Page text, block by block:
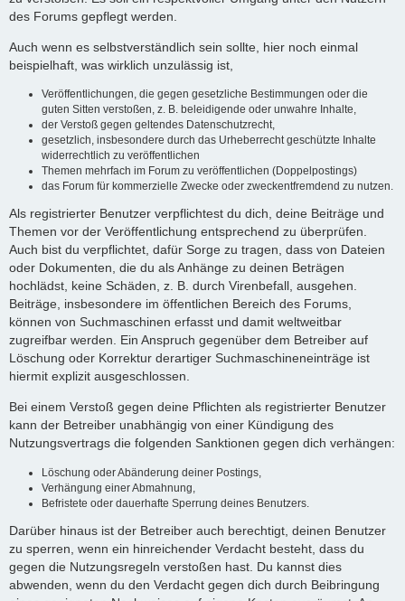
des Forums gepflegt werden.
Auch wenn es selbstverständlich sein sollte, hier noch einmal
beispielhaft, was wirklich unzulässig ist,
Veröffentlichungen, die gegen gesetzliche Bestimmungen oder die
guten Sitten verstoßen, z. B. beleidigende oder unwahre Inhalte,
der Verstoß gegen geltendes Datenschutzrecht,
gesetzlich, insbesondere durch das Urheberrecht geschützte Inhalte
widerrechtlich zu veröffentlichen
Themen mehrfach im Forum zu veröffentlichen (Doppelpostings)
das Forum für kommerzielle Zwecke oder zweckentfremdend zu nutzen.
Als registrierter Benutzer verpflichtest du dich, deine Beiträge und
Themen vor der Veröffentlichung entsprechend zu überprüfen.
Auch bist du verpflichtet, dafür Sorge zu tragen, dass von Dateien
oder Dokumenten, die du als Anhänge zu deinen Beträgen
hochlädst, keine Schäden, z. B. durch Virenbefall, ausgehen.
Beiträge, insbesondere im öffentlichen Bereich des Forums,
können von Suchmaschinen erfasst und damit weltweitbar
zugreifbar werden. Ein Anspruch gegenüber dem Betreiber auf
Löschung oder Korrektur derartiger Suchmaschineneinträge ist
hiermit explizit ausgeschlossen.
Bei einem Verstoß gegen deine Pflichten als registrierter Benutzer
kann der Betreiber unabhängig von einer Kündigung des
Nutzungsvertrags die folgenden Sanktionen gegen dich verhängen:
Löschung oder Abänderung deiner Postings,
Verhängung einer Abmahnung,
Befristete oder dauerhafte Sperrung deines Benutzers.
Darüber hinaus ist der Betreiber auch berechtigt, deinen Benutzer
zu sperren, wenn ein hinreichender Verdacht besteht, dass du
gegen die Nutzungsregeln verstoßen hast. Du kannst dies
abwenden, wenn du den Verdacht gegen dich durch Beibringung